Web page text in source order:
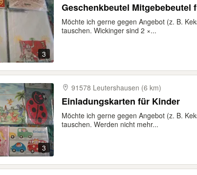
3
Geschenkbeutel
Möchte ich gerne gegen Angebot (z. B.
tauschen. Wickinger sind 2 ×...
3
91578 Leutershausen (6 km)
Einladungskarten für Kinder
Möchte ich gerne gegen Angebot (z. B.
tauschen. Werden nicht mehr...